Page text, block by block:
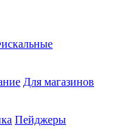
Для магазинов
Пейджеры